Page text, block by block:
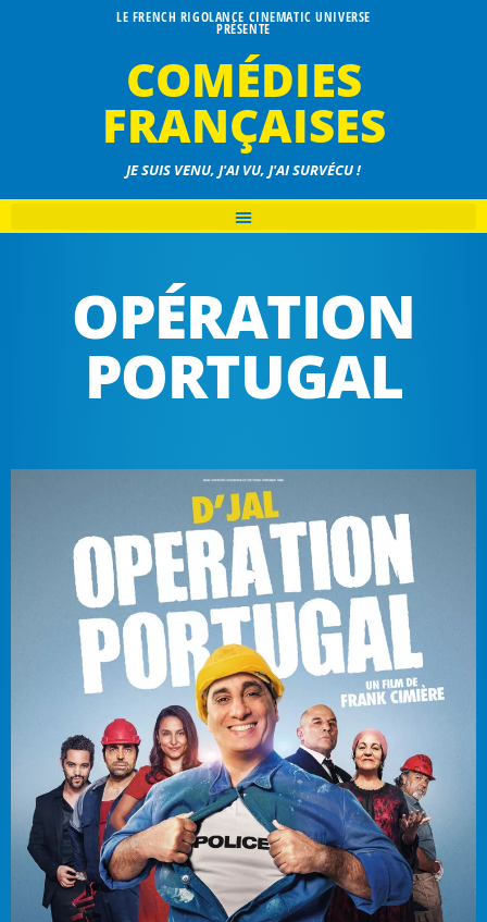
LE FRENCH RIGOLANCE CINEMATIC UNIVERSE
PRÉSENTE
COMÉDIES
FRANÇAISES
JE SUIS VENU, J'AI VU, J'AI SURVÉCU !
OPÉRATION
PORTUGAL